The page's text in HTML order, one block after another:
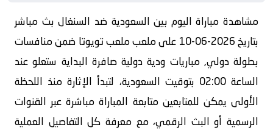
مشاهدة مباراة اليوم بين السعودية ضد السنغال بث مباشر
بتاريخ 2026-06-10 على ملعب ملعب تويوتا ضمن منافسات
بطولة دولي, مباريات ودية دولية صافرة البداية ستعلو عند
الساعة 02:00 بتوقيت السعودية، لتبدأ الإثارة منذ اللحظة
الأولى يمكن للمتابعين متابعة المباراة مباشرة عبر القنوات
الرسمية أو البث الرقمي، مع معرفة كل التفاصيل العملية